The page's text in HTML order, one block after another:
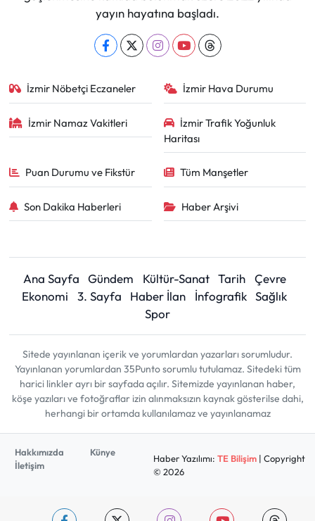
yayın hayatına başladı.
İzmir Nöbetçi Eczaneler İzmir Hava Durumu
İzmir Namaz Vakitleri
İzmir Trafik Yoğunluk
Haritası
Puan Durumu ve Fikstür Tüm Manşetler
Son Dakika Haberleri Haber Arşivi
Ana Sayfa Gündem Kültür-Sanat Tarih
Çevre
Ekonomi
3. Sayfa Haber İlan İnfografik Sağlık
Spor
Sitede yayınlanan içerik ve yorumlardan yazarları sorumludur.
Yayınlanan yorumlardan 35Punto sorumlu tutulamaz. Sitedeki tüm
harici linkler ayrı bir sayfada açılır. Sitemizde yayınlanan haber,
köşe yazıları ve fotoğraflar izin alınmaksızın kaynak gösterilse dahi,
herhangi bir ortamda kullanılamaz ve yayınlanamaz
Hakkımızda
Künye
İletişim
Haber Yazılımı: TE Bilişim| Copyright
© 2026